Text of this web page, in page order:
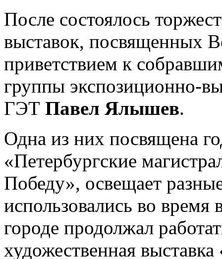
После состоялось
выставок, посвященных
приветствием к
группы экспозиционно-
ГЭТ Павел Ялышев.
Одна из них посвящена
«Петербургские
Победу», освещает
использовались во
городе продолжал
художественная